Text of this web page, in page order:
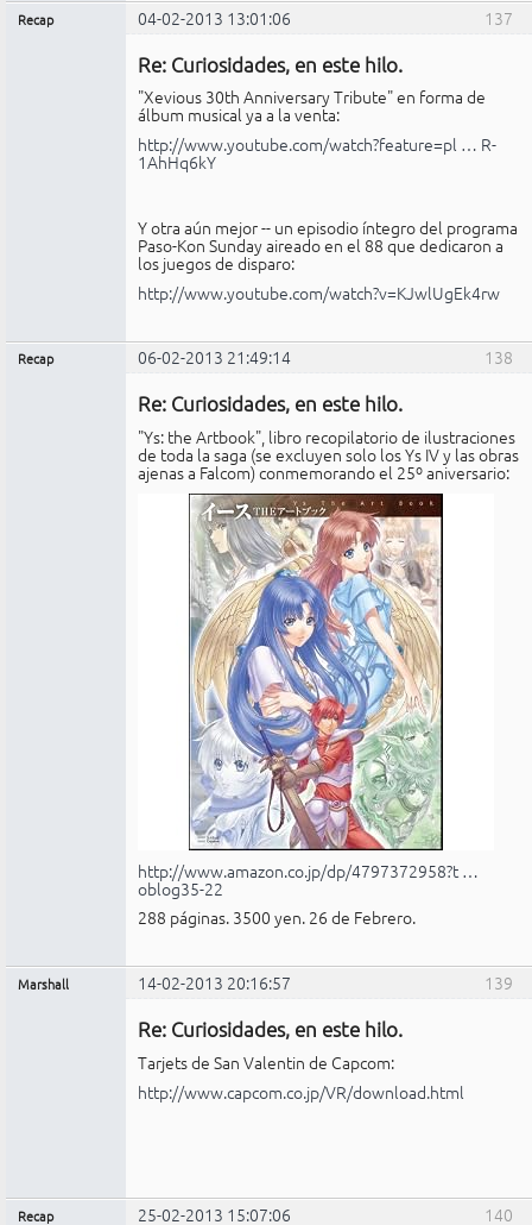
137
Recap 04-02-2013 13:01:06
Re: Curiosidades, en este hilo.
"Xevious 30th Anniversary Tribute" en forma de
álbum musical ya a la venta:
http://www.youtube.com/watch?feature=pl … R-
1AhHq6kY
Y otra aún mejor -- un episodio íntegro del programa
Paso-Kon Sunday aireado en el 88 que dedicaron a
los juegos de disparo:
http://www.youtube.com/watch?v=KJwlUgEk4rw
138
Recap 06-02-2013 21:49:14
Re: Curiosidades, en este hilo.
"Ys: the Artbook", libro recopilatorio de ilustraciones
de toda la saga (se excluyen solo los Ys IV y las obras
ajenas a Falcom) conmemorando el 25º aniversario:
http://www.amazon.co.jp/dp/4797372958?t …
oblog35-22
288 páginas. 3500 yen. 26 de Febrero.
139
Marshall 14-02-2013 20:16:57
Re: Curiosidades, en este hilo.
Tarjets de San Valentin de Capcom:
http://www.capcom.co.jp/VR/download.html
140
Recap 25-02-2013 15:07:06